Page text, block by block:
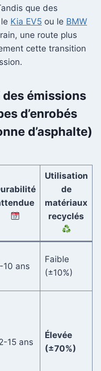
que des
Kia EV5 ou le BMW
une route plus
cette transition
émissions
d’enrobés
d’asphalte)
Utilisation
de
matériaux
recyclés
10 ans
Faible
(±10%)
15 ans
Élevée
(±70%)